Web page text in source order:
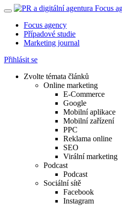
Focus agency
Případové studie
Marketing journal
Přihlásit se
Zvolte témata článků
Online marketing
E-Commerce
Google
Mobilní aplikace
Mobilní zařízení
PPC
Reklama online
SEO
Virální marketing
Podcast
Podcast
Sociální sítě
Facebook
Instagram